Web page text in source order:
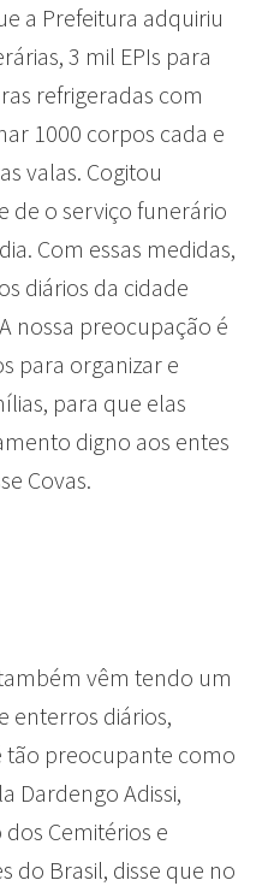
a Prefeitura adquiriu
3 mil EPIs para
refrigeradas com
1000 corpos cada e
valas. Cogitou
de o serviço funerário
Com essas medidas,
diários da cidade
nossa preocupação é
para organizar e
para que elas
digno aos entes
Covas.
vêm tendo um
enterros diários,
tão preocupante como
Dardengo Adissi,
Cemitérios e
do Brasil, disse que no